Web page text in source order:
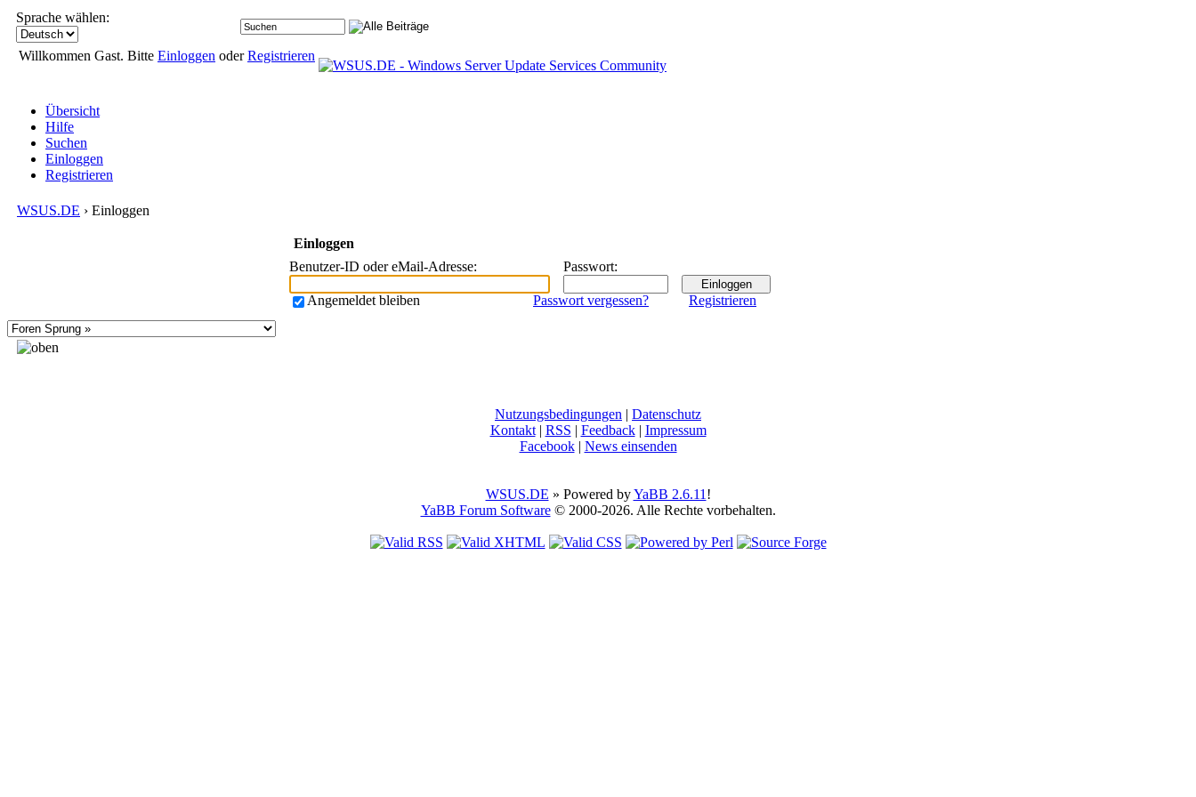
Sprache wählen:
Willkommen Gast. Bitte Einloggen oderRegistrieren
Übersicht
Hilfe
Suchen
Einloggen
Registrieren
WSUS.DE › Einloggen
Einloggen
Benutzer-ID oder eMail-Adresse: Passwort:
Angemeldet bleiben Registrieren
Passwort vergessen?
Nutzungsbedingungen | Datenschutz
Kontakt| RSS | Feedback| Impressum
Facebook| News einsenden
WSUS.DE » Powered byYaBB 2.6.11 !
YaBB Forum Software© 2000-2026. Alle Rechte vorbehalten.